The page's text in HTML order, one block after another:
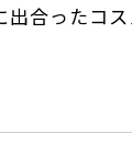
出合ったコ